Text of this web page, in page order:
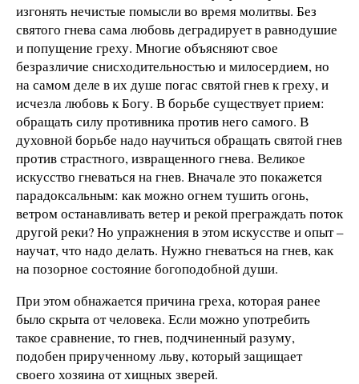
изгонять нечистые помысли во время молитвы. Без
святого гнева сама любовь деградирует в равнодушие
и попущение греху. Многие объясняют свое
безразличие снисходительностью и милосердием, но
на самом деле в их душе погас святой гнев к греху, и
исчезла любовь к Богу. В борьбе существует прием:
обращать силу противника против него самого. В
духовной борьбе надо научиться обращать святой гнев
против страстного, извращенного гнева. Великое
искусство гневаться на гнев. Вначале это покажется
парадоксальным: как можно огнем тушить огонь,
ветром останавливать ветер и рекой преграждать поток
другой реки? Но упражнения в этом искусстве и опыт –
научат, что надо делать. Нужно гневаться на гнев, как
на позорное состояние богоподобной души.
При этом обнажается причина греха, которая ранее
было скрыта от человека. Если можно употребить
такое сравнение, то гнев, подчиненный разуму,
подобен прирученному льву, который защищает
своего хозяина от хищных зверей.